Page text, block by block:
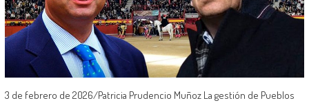
3 de febrero de 2026/Patricia Prudencio Muñoz La gestión de Pueblos